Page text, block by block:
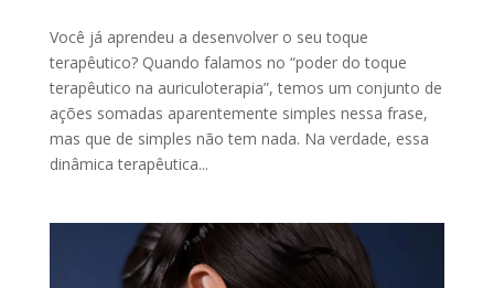
Você já aprendeu a desenvolver o seu toque
terapêutico? Quando falamos no “poder do toque
terapêutico na auriculoterapia”, temos um conjunto de
ações somadas aparentemente simples nessa frase,
mas que de simples não tem nada. Na verdade, essa
dinâmica terapêutica...